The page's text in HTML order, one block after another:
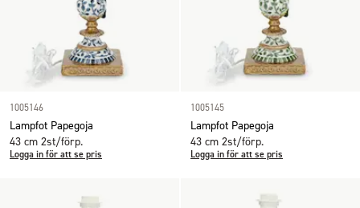
1005146
Lampfot Papegoja
43 cm 2st/förp.
Logga in för att se pris
1005145
Lampfot Papegoja
43 cm 2st/förp.
Logga in för att se pris